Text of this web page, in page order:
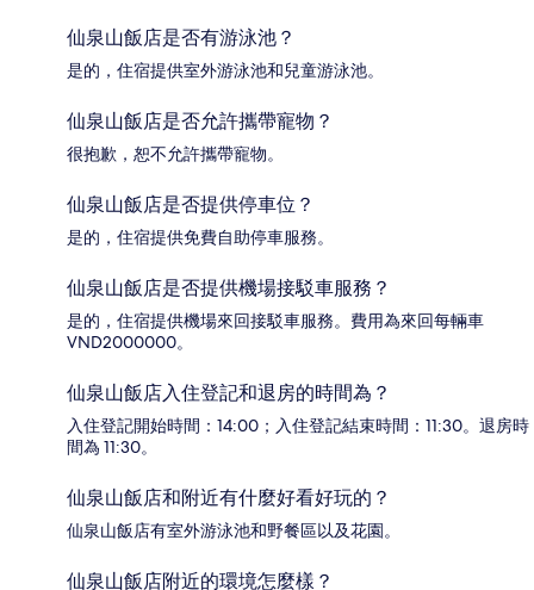
仙泉山飯店是否有游泳池？
是的，住宿提供室外游泳池和兒童游泳池。
仙泉山飯店是否允許攜帶寵物？
很抱歉，恕不允許攜帶寵物。
仙泉山飯店是否提供停車位？
是的，住宿提供免費自助停車服務。
仙泉山飯店是否提供機場接駁車服務？
是的，住宿提供機場來回接駁車服務。費用為來回每輛車
VND2000000。
仙泉山飯店入住登記和退房的時間為？
入住登記開始時間：14:00；入住登記結束時間：11:30。退房時
間為 11:30。
仙泉山飯店和附近有什麼好看好玩的？
仙泉山飯店有室外游泳池和野餐區以及花園。
仙泉山飯店附近的環境怎麼樣？